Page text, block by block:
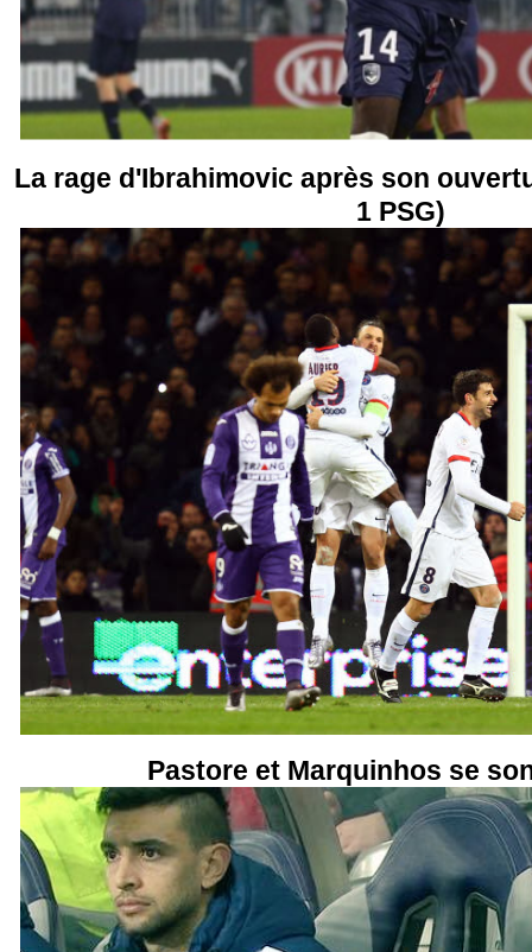
La rage d'Ibrahimovic après son
1 PSG)
Pastore et Marquinhos se